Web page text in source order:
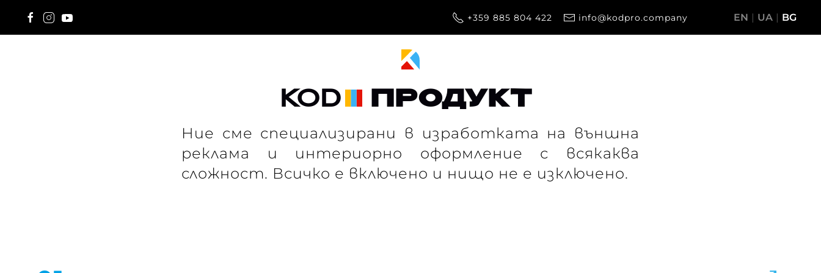
Skip to main content
+359 885 804 422 info@kodpro.company EN UA BG
KOD ПРОДУКТ
Ние сме специализирани в изработката на външна
реклама и интериорно оформление с всякаква
сложност. Всичко е включено и нищо не е изключено.